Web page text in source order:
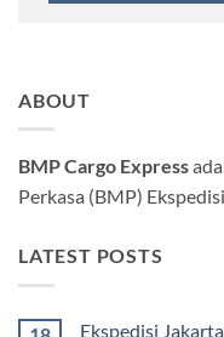
ABOUT
BMP Cargo Express
Perkasa (BMP)
LATEST POSTS
Ekspedisi